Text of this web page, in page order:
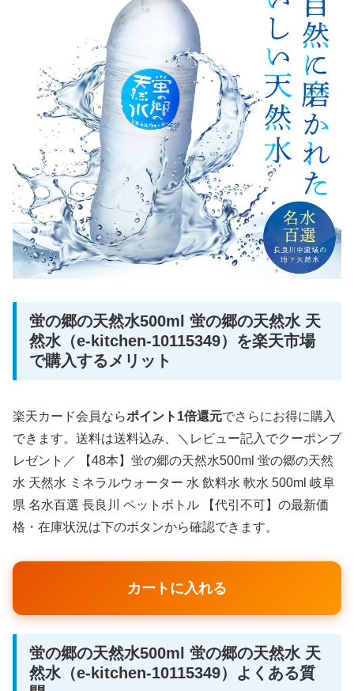
蛍の郷の天然水500ml 蛍の郷の天然水 天
然水（e-kitchen-10115349）を楽天市場
で購入するメリット
楽天カード会員ならポイント1倍還元でさらにお得に購入
できます。送料は送料込み、＼レビュー記入でクーポンプ
レゼント／ 【48本】蛍の郷の天然水500ml 蛍の郷の天然
水 天然水 ミネラルウォーター 水 飲料水 軟水 500ml 岐阜
県 名水百選 長良川 ペットボトル 【代引不可】の最新価
格・在庫状況は下のボタンから確認できます。
カートに入れる
蛍の郷の天然水500ml 蛍の郷の天然水 天
然水（e-kitchen-10115349）よくある質